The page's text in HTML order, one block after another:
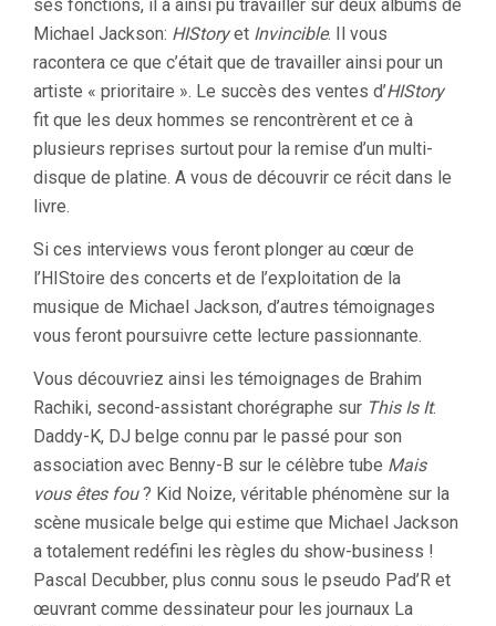
ses fonctions, il a ainsi pu travailler sur deux albums de
Michael Jackson: HIStoryet Invincible. Il vous
racontera ce que c’était que de travailler ainsi pour un
artiste « prioritaire ». Le succès des ventes d’HIStory
fit que les deux hommes se rencontrèrent et ce à
plusieurs reprises surtout pour la remise d’un multi-
disque de platine. A vous de découvrir ce récit dans le
livre.
Si ces interviews vous feront plonger au cœur de
l’HIStoire des concerts et de l’exploitation de la
musique de Michael Jackson, d’autres témoignages
vous feront poursuivre cette lecture passionnante.
Vous découvriez ainsi les témoignages de Brahim
Rachiki, second-assistant chorégraphe sur This Is It.
Daddy-K, DJ belge connu par le passé pour son
association avec Benny-B sur le célèbre tube Mais
vous êtes fou? Kid Noize, véritable phénomène sur la
scène musicale belge qui estime que Michael Jackson
a totalement redéfini les règles du show-business !
Pascal Decubber, plus connu sous le pseudo Pad’R et
œuvrant comme dessinateur pour les journaux La